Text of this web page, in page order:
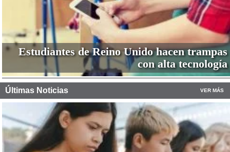
Estudiantes de Reino Unido hacen trampas
con alta tecnología
Últimas Noticias VER MÁS